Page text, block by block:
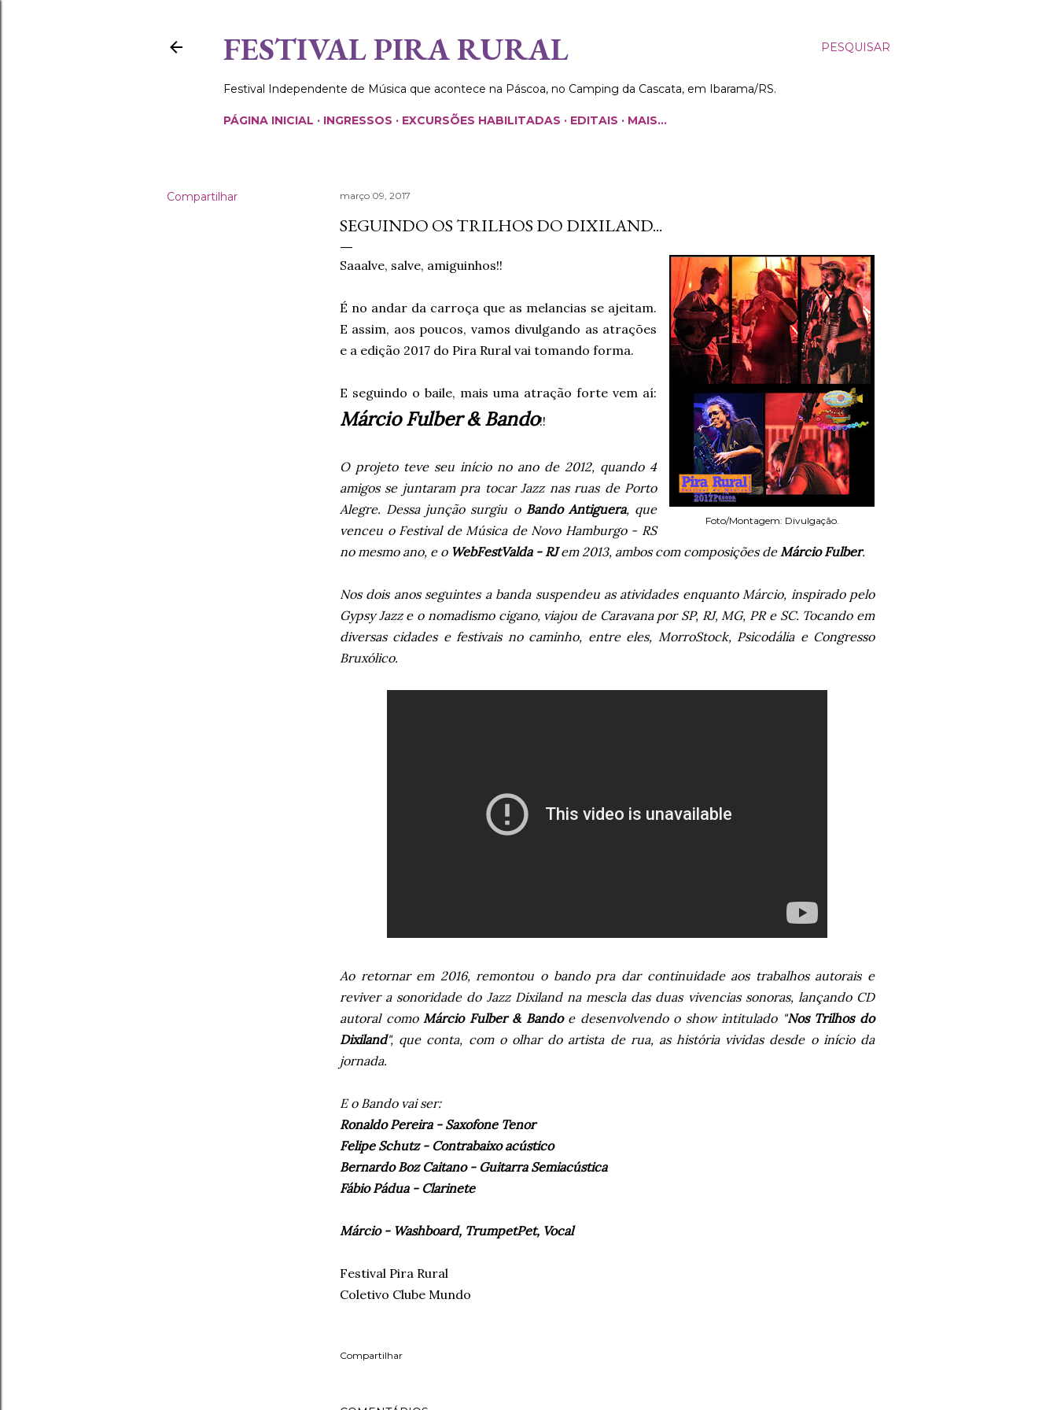
PESQUISAR
FESTIVAL PIRA RURAL
Festival Independente de Música que acontece na Páscoa, no Camping da Cascata, em Ibarama/RS.
PÁGINA INICIAL INGRESSOS EXCURSÕES HABILITADAS EDITAIS MAIS…
Compartilhar março 09, 2017
SEGUINDO OS TRILHOS DO DIXILAND...
Foto/Montagem: Divulgação.
Saaalve, salve, amiguinhos!!
É no andar da carroça que as melancias se ajeitam.
E assim, aos poucos, vamos divulgando as atrações
e a edição 2017 do Pira Rural vai tomando forma.
E seguindo o baile, mais uma atração forte vem aí:
Márcio Fulber & Bando!!
O projeto teve seu início no ano de 2012, quando 4
amigos se juntaram pra tocar Jazz nas ruas de Porto
Alegre. Dessa junção surgiu o Bando Antiguera, que
venceu o Festival de Música de Novo Hamburgo - RS
no mesmo ano, e o WebFestValda - RJem 2013, ambos com composições deMárcio Fulber.
Nos dois anos seguintes a banda suspendeu as atividades enquanto Márcio, inspirado pelo
Gypsy Jazz e o nomadismo cigano, viajou de Caravana por SP, RJ, MG, PR e SC. Tocando em
diversas cidades e festivais no caminho, entre eles, MorroStock, Psicodália e Congresso
Bruxólico.
Ao retornar em 2016, remontou o bando pra dar continuidade aos trabalhos autorais e
reviver a sonoridade do Jazz Dixiland na mescla das duas vivencias sonoras, lançando CD
autoral comoMárcio Fulber & Bandoe desenvolvendo o show intitulado "Nos Trilhos do
Dixiland", que conta, com o olhar do artista de rua, as história vividas desde o início da
jornada.
E o Bando vai ser:
Ronaldo Pereira - Saxofone Tenor
Felipe Schutz - Contrabaixo acústico
Bernardo Boz Caitano - Guitarra Semiacústica
Fábio Pádua - Clarinete
Márcio - Washboard, TrumpetPet, Vocal
Festival Pira Rural
Coletivo Clube Mundo
Compartilhar